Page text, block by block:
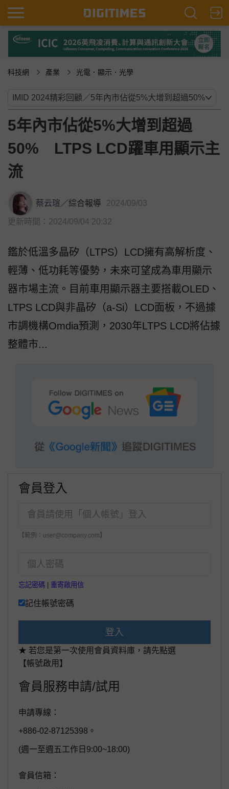
科技網 產業 光電．顯示．光學
5年內市佔從5%大增到超過
50% LTPS LCD躍車用顯示主
流
蔡云瑄／綜合報導 2024/09/03
更新時間：2024/09/04 20:32
鑑於低溫多晶矽（LTPS）LCD擁有高解析度、
輕薄、低功耗等優勢，未來可望成為車用顯示
器市場主流。目前車用顯示器主要搭載OLED、
LTPS LCD與非晶矽（a-Si）LCD面板，不過據
市調機構Omdia預測，2030年LTPS LCD將佔據
整體市...
會員登入
【範例：user@company.com】
忘記密碼 重寄啟用信
記住帳號密碼
登入
★ 若您是第一次使用會員資料庫，請先點選
【帳號啟用】
會員服務申請/試用
申請專線：
+886-02-87125398。
(週一至週五工作日9:00~18:00)
會員信箱：